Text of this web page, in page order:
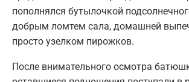
пополнялся бутылочкой
добрым ломтем сала, домашней
просто узелком пирожков.
После внимательного осмотра